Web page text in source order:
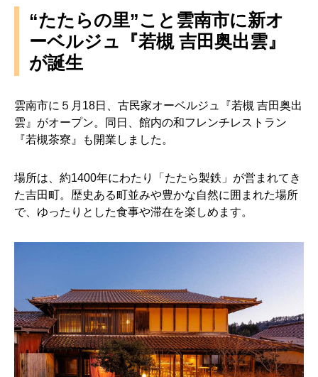
“たたらの里”こと雲南市に新オ
ーベルジュ『若槻 吉田奥出雲』
が誕生
雲南市に５月18日、古民家オーベルジュ『若槻 吉田奥出
雲』がオープン。同日、館内の和フレンチレストラン
『若槻茶寮』も開業しました。
場所は、約1400年にわたり「たたら製鉄」が営まれてき
た吉田町。歴史ある町並みや豊かな自然に囲まれた場所
で、ゆったりとした食事や滞在を楽しめます。